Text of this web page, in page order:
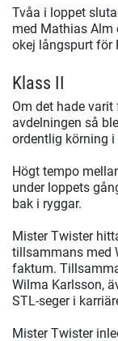
Tvåa i loppet
med Mathias Alm
okej långspurt för
Klass II
Om det hade
avdelningen så
ordentlig körning i
Högt tempo
under loppets
bak i ryggar.
Mister Twister
tillsammans med
faktum.
Wilma Karlsson,
STL-seger i
Mister Twister